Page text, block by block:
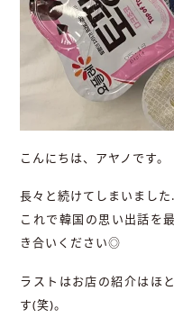
こんにちは、アヤノです。
長々と続けてしまいまし
これで韓国の思い出話を
き合いください◎
ラストはお店の紹介はほ
す(笑)。